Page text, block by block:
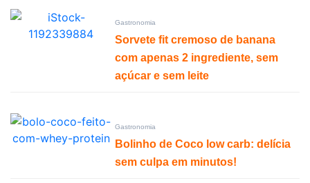
Gastronomia
Sorvete fit cremoso de banana
com apenas 2 ingrediente, sem
açúcar e sem leite
Gastronomia
Bolinho de Coco low carb: delícia
sem culpa em minutos!